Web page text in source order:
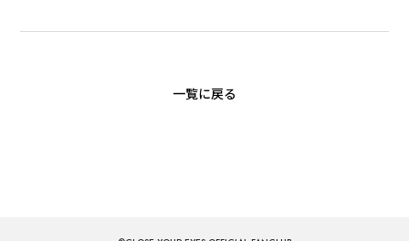
一覧に戻る